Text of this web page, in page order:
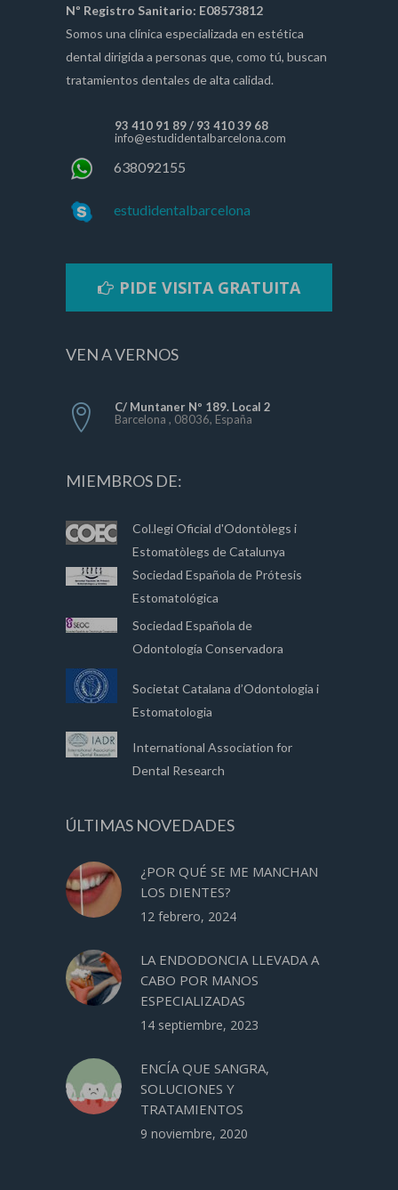
Nº Registro Sanitario: E08573812
Somos una clínica especializada en estética
dental dirigida a personas que, como tú, buscan
tratamientos dentales de alta calidad.
93 410 91 89/ 93 410 39 68
info@estudidentalbarcelona.com
638092155
estudidentalbarcelona
PIDE VISITA GRATUITA
VEN A VERNOS
C/ Muntaner Nº 189. Local 2
Barcelona , 08036, España
MIEMBROS DE:
Col.legi Oficial d'Odontòlegs i
Estomatòlegs de Catalunya
Sociedad Española de Prótesis
Estomatológica
Sociedad Española de
Odontología Conservadora
Societat Catalana d’Odontologia i
Estomatologia
International Association for
Dental Research
ÚLTIMAS NOVEDADES
¿POR QUÉ SE ME MANCHAN
LOS DIENTES?
12 febrero, 2024
LA ENDODONCIA LLEVADA A
CABO POR MANOS
ESPECIALIZADAS
14 septiembre, 2023
ENCÍA QUE SANGRA,
SOLUCIONES Y
TRATAMIENTOS
9 noviembre, 2020